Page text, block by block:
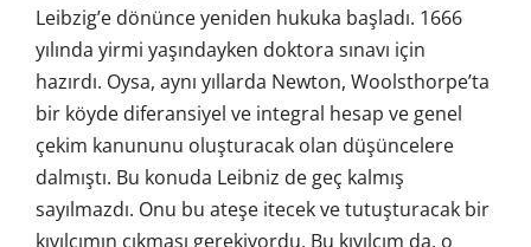
Leibzig’e dönünce yeniden hukuka başladı. 1666
yılında yirmi yaşındayken doktora sınavı için
hazırdı. Oysa, aynı yıllarda Newton, Woolsthorpe’ta
bir köyde diferansiyel ve integral hesap ve genel
çekim kanununu oluşturacak olan düşüncelere
dalmıştı. Bu konuda Leibniz de geç kalmış
sayılmazdı. Onu bu ateşe itecek ve tutuşturacak bir
kıvılcımın çıkması gerekiyordu. Bu kıvılcım da, o